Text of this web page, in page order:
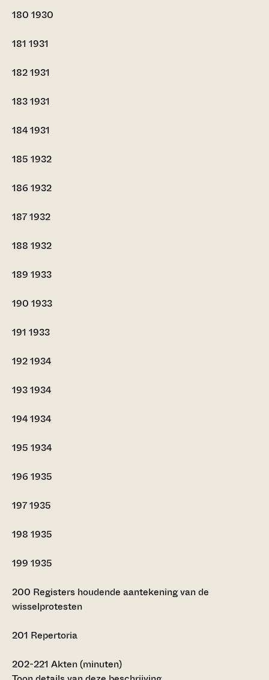
180 1930
181 1931
1821931
1831931
1841931
185 1932
186 1932
1871932
188 1932
189 1933
190 1933
191 1933
1921934
1931934
1941934
195 1934
196 1935
1971935
198 1935
199 1935
200 Registers houdende aantekening van de
wisselprotesten
201 Repertoria
202-221 Akten (minuten)